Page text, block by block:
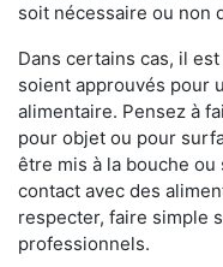
soit nécessaire ou non
Dans certains cas, il
soient approuvés pour
alimentaire. Pensez à
pour objet ou pour
être mis à la bouche
contact avec des
respecter, faire simple
professionnels.